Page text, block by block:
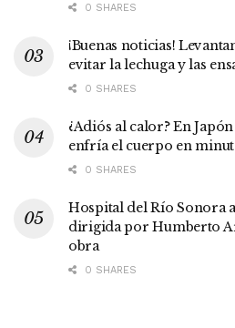
0 SHARES
¡Buenas noticias!
evitar la lechuga y las
0 SHARES
¿Adiós al calor? En
enfría el cuerpo en
0 SHARES
Hospital del Río Sonora
dirigida por Humberto
obra
0 SHARES